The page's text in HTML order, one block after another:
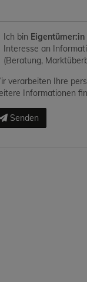
Ich bin
Interesse an
(Beratung,
verarbeiten Ihre
Informationen
Senden